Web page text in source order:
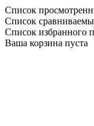
Список
Список
Список избранного
Ваша корзина пуста